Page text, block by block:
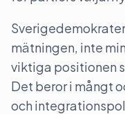
mätningen, inte
viktiga positionen
Det beror i mångt
och